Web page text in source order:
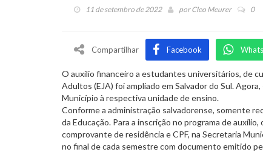
11 de setembro de 2022 porCleo Meurer 0
Compartilhar Facebook
O auxílio financeiro a estudantes universitários, de
Adultos (EJA) foi ampliado em Salvador do Sul.
Município à respectiva unidade de ensino.
Conforme a administração salvadorense, somente
da Educação. Para a inscrição no programa de
comprovante de residência e CPF, na Secretaria
no final de cada semestre com documento emitido